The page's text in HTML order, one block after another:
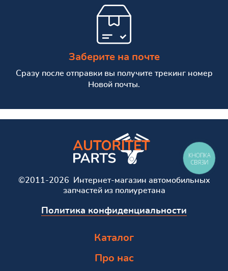
Заберите на почте
Сразу после отправки вы получите трекинг номер
Новой почты.
©2011-2026 Интернет-магазин автомобильных
запчастей из полиуретана
Политика конфиденциальности
Каталог
Про нас
КНОПКА
СВЯЗИ